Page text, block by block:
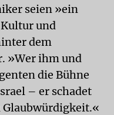
seien »ein
und
dem
»Wer ihm und
die Bühne
– er schadet
Glaubwürdigkeit.«